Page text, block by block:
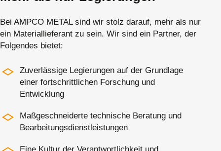
Bei AMPCO METAL sind wir stolz darauf, mehr als nur
ein Materiallieferant zu sein. Wir sind ein Partner, der
Folgendes bietet:
Zuverlässige Legierungen auf der Grundlage
einer fortschrittlichen Forschung und
Entwicklung
Maßgeschneiderte technische Beratung und
Bearbeitungsdienstleistungen
Eine Kultur der Verantwortlichkeit und